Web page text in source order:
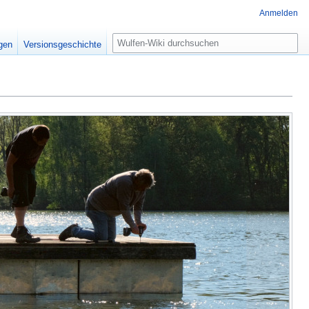
Anmelden
Versionsgeschichte
Suche